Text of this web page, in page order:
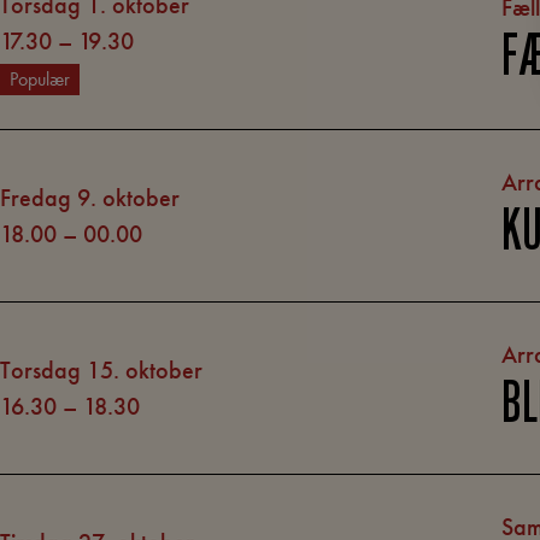
17.30 – 19.30
Populær
fredag 9. oktober
18.00 – 00.00
torsdag 15. oktober
16.30 – 18.30